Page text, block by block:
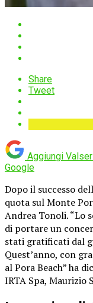
Share
Tweet
Aggiungi
Google
Dopo il successo
quota sul Monte
Andrea Tonoli. “Lo
di portare un
stati gratificati dal
Quest’anno, con
al Pora Beach” ha
IRTA Spa, Maurizio